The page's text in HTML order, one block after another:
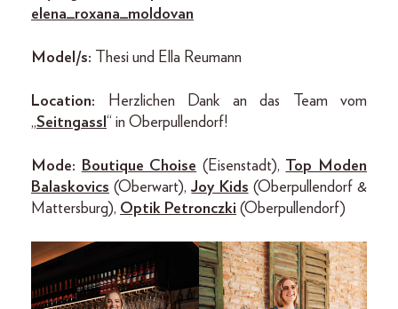
elena_roxana_moldovan
Model/s: Thesi und Ella Reumann
Location:
Herzlichen Dank an das Team vom
„Seitngassl “ in Oberpullendorf!
Mode: Boutique Choise (Eisenstadt), Top Moden
Balaskovics (Oberwart),Joy Kids (Oberpullendorf &
Mattersburg), Optik Petronczki (Oberpullendorf)